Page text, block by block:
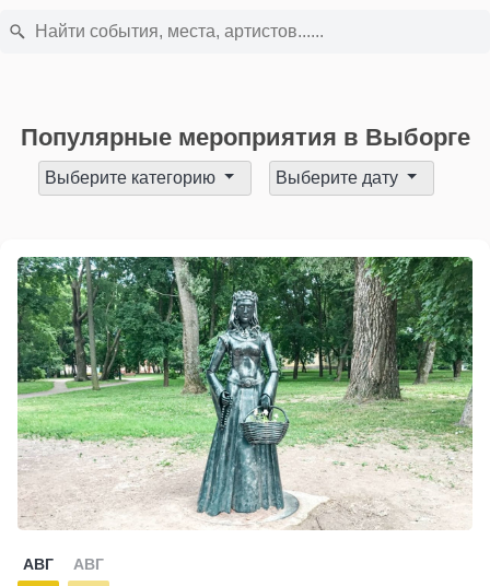
Популярные мероприятия в Выборге
Выберите категорию Выберите дату
АВГ АВГ